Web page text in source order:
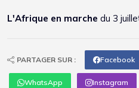
L'Afrique en marche du 3
PARTAGER SUR : Facebook
WhatsApp Instagram